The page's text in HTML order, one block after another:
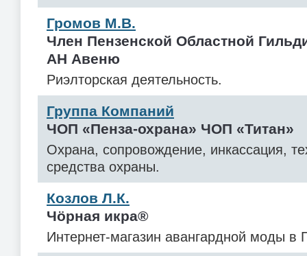
Громов М.В.
Член Пензенской Областной
АН Авеню
Риэлторская деятельность.
Группа Компаний
ЧОП «Пенза-охрана» ЧОП «Титан»
Охрана, сопровождение, инкассация,
средства охраны.
Козлов Л.К.
Чöрная икра®
Интернет-магазин авангардной моды в